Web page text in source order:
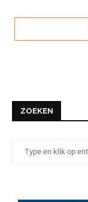
ZOEKEN